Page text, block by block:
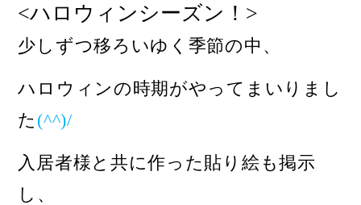
<ハロウィンシーズン！>
少しずつ移ろいゆく季節の中、
ハロウィンの時期がやってまいりまし
た (^^)/
入居者様と共に作った貼り絵も掲示
し、